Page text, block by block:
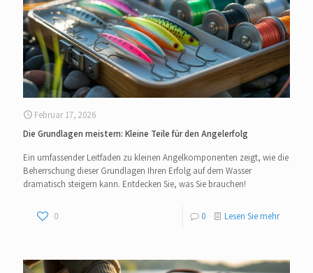
Februar 17, 2026
Die Grundlagen meistern: Kleine Teile für den Angelerfolg
Ein umfassender Leitfaden zu kleinen Angelkomponenten zeigt, wie die
Beherrschung dieser Grundlagen Ihren Erfolg auf dem Wasser
dramatisch steigern kann. Entdecken Sie, was Sie brauchen!
0 0 Lesen Sie mehr